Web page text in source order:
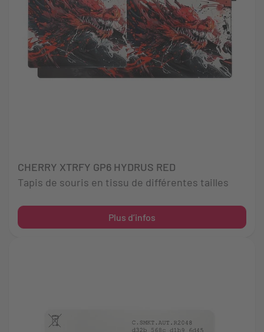
CHERRY XTRFY GP6 HYDRUS RED
Tapis de souris en tissu de différentes tailles
Plus d’infos